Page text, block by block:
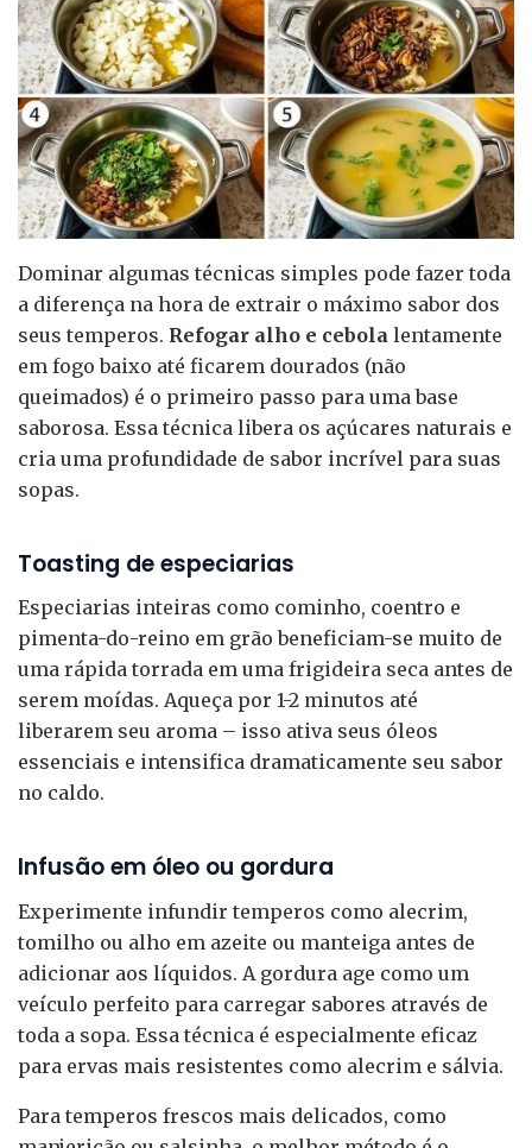
Dominar algumas técnicas simples pode fazer toda
a diferença na hora de extrair o máximo sabor dos
seus temperos. Refogar alho e cebola lentamente
em fogo baixo até ficarem dourados (não
queimados) é o primeiro passo para uma base
saborosa. Essa técnica libera os açúcares naturais e
cria uma profundidade de sabor incrível para suas
sopas.
Toasting de especiarias
Especiarias inteiras como cominho, coentro e
pimenta-do-reino em grão beneficiam-se muito de
uma rápida torrada em uma frigideira seca antes de
serem moídas. Aqueça por 1-2 minutos até
liberarem seu aroma – isso ativa seus óleos
essenciais e intensifica dramaticamente seu sabor
no caldo.
Infusão em óleo ou gordura
Experimente infundir temperos como alecrim,
tomilho ou alho em azeite ou manteiga antes de
adicionar aos líquidos. A gordura age como um
veículo perfeito para carregar sabores através de
toda a sopa. Essa técnica é especialmente eficaz
para ervas mais resistentes como alecrim e sálvia.
Para temperos frescos mais delicados, como